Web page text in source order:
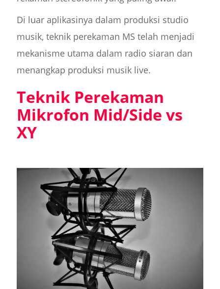
Di luar aplikasinya dalam produksi studio
musik, teknik perekaman MS telah menjadi
mekanisme utama dalam radio siaran dan
menangkap produksi musik live.
Teknik Perekaman
Mikrofon Mid/Side vs
XY